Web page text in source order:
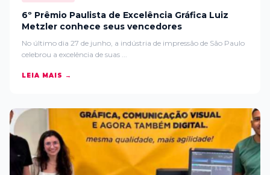
6º Prêmio Paulista de Excelência Gráfica Luiz
Metzler conhece seus vencedores
No último dia 27 de junho, a indústria de impressão de São Paulo
celebrou a excelência de suas ...
LEIA MAIS →